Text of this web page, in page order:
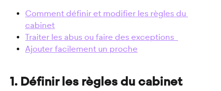
Comment définir et modifier les règles du
cabinet
Traiter les abus ou faire des exceptions
Ajouter facilement un proche
1. Définir les règles du cabinet